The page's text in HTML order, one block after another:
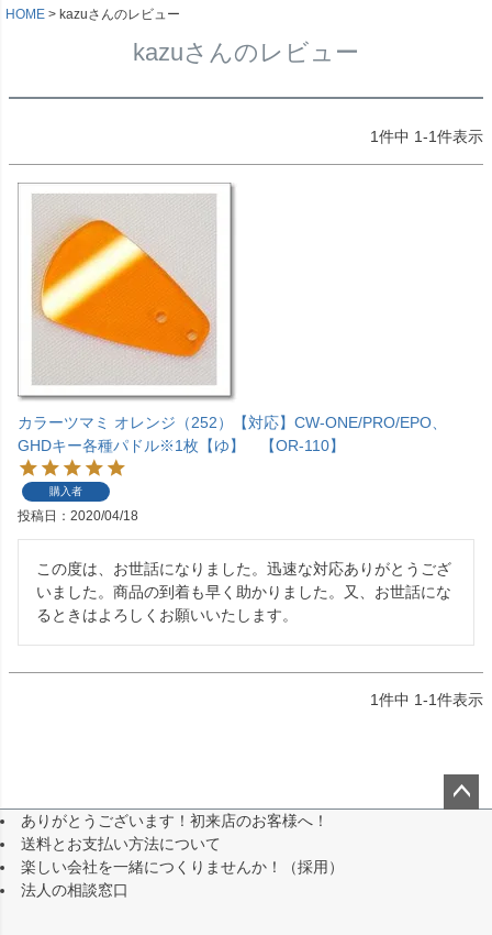
HOME kazuさんのレビュー
kazuさんのレビュー
1件中 1-1件表示
カラーツマミ オレンジ（252）【対応】CW-ONE/PRO/EPO、
GHDキー各種パドル※1枚【ゆ】 【OR-110】
購入者
投稿日 2020/04/18
この度は、お世話になりました。迅速な対応ありがとうござ
いました。商品の到着も早く助かりました。又、お世話にな
るときはよろしくお願いいたします。
1件中 1-1件表示
ありがとうございます！初来店のお客様へ！
送料とお支払い方法について
楽しい会社を一緒につくりませんか！（採用）
法人の相談窓口